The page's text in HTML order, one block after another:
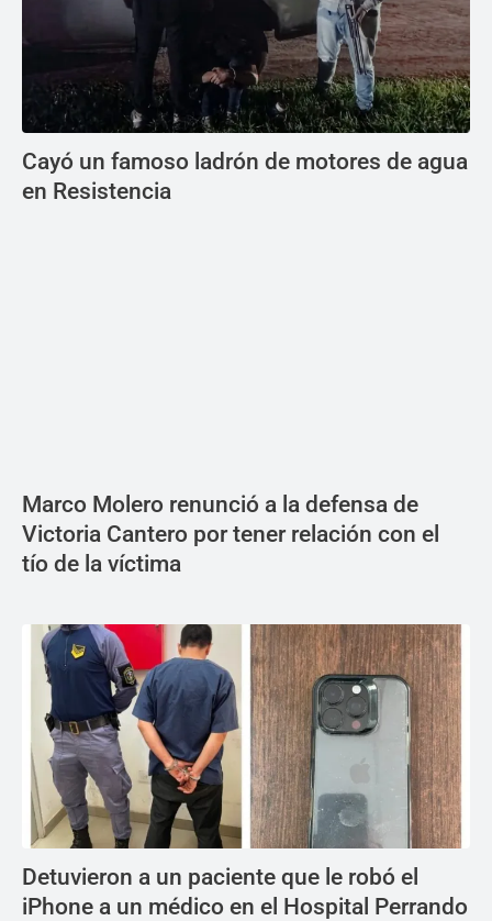
Cayó un famoso ladrón de motores de agua
en Resistencia
Marco Molero renunció a la defensa de
Victoria Cantero por tener relación con el
tío de la víctima
Detuvieron a un paciente que le robó el
iPhone a un médico en el Hospital Perrando